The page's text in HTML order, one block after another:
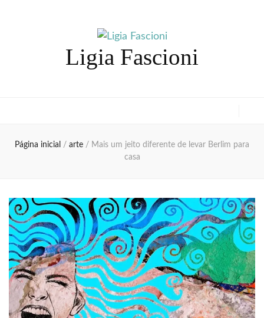
Ligia Fascioni
Página inicial / arte / Mais um jeito diferente de levar Berlim para
casa